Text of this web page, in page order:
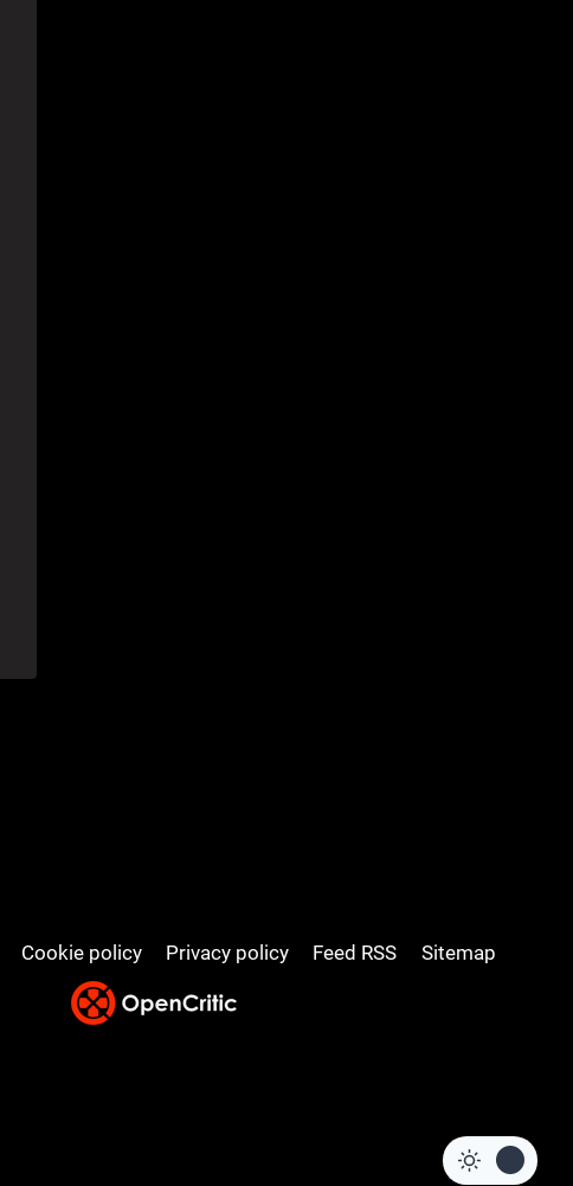
Cookie policy Privacy policy Feed RSS Sitemap